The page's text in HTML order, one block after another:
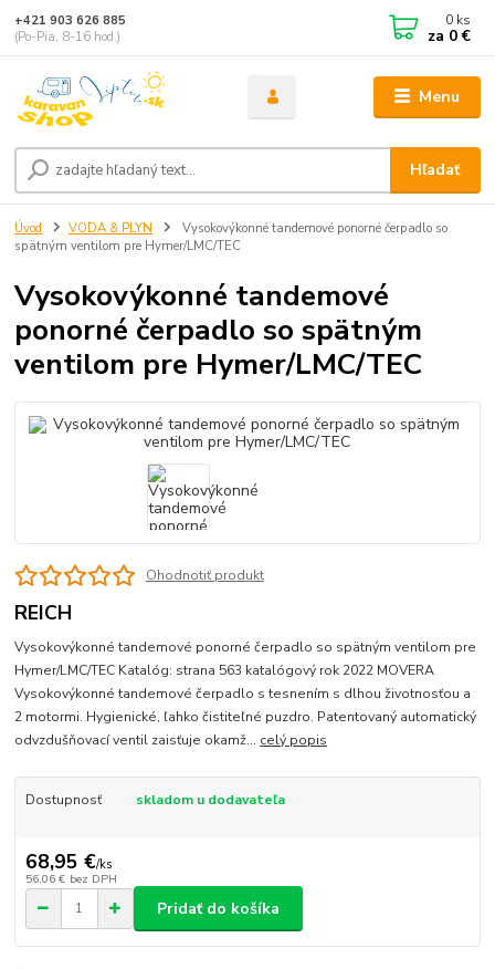
Menu
Hľadať
+421 903 626 885
(Po-Pia, 8-16 hod.)
0 ks
za 0 €
Úvod VODA & PLYN
Vysokovýkonné tandemové ponorné čerpadlo so
spätným ventilom pre Hymer/LMC/TEC
Vysokovýkonné tandemové
ponorné čerpadlo so spätným
ventilom pre Hymer/LMC/TEC
Ohodnotiť produkt
REICH
Vysokovýkonné tandemové ponorné čerpadlo so spätným ventilom pre
Hymer/LMC/TEC Katalóg: strana 563 katalógový rok 2022 MOVERA
Vysokovýkonné tandemové čerpadlo s tesnením s dlhou životnosťou a
2 motormi. Hygienické, ľahko čistiteľné puzdro. Patentovaný automatický
odvzdušňovací ventil zaisťuje okamž... celý popis
Dostupnosť skladom u dodavateľa
68,95 €/ks
56,06 € bez DPH
Pridať do košíka